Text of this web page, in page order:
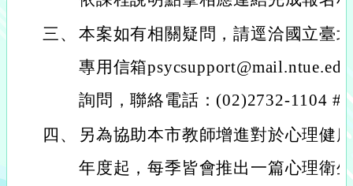
三、 本案如有相關疑問，請逕洽國立臺
專用信箱
詢問，聯絡電話：(02)2732-1104
四、
另為協助本市教師增進對於心理健
年度起，每季皆會推出一篇心理衛